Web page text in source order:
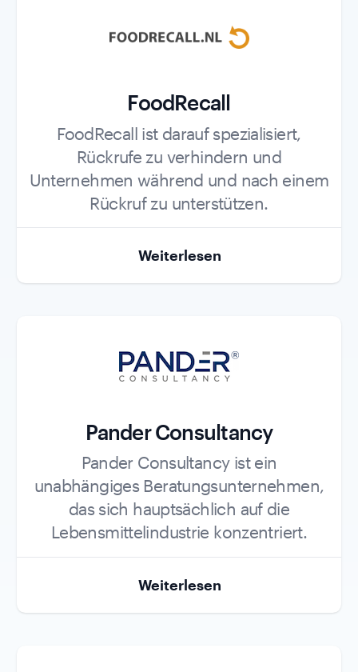
FoodRecall
FoodRecall ist darauf spezialisiert,
Rückrufe zu verhindern und
Unternehmen während und nach einem
Rückruf zu unterstützen.
Role
Weiterlesen
Pander Consultancy
Pander Consultancy ist ein
unabhängiges Beratungsunternehmen,
das sich hauptsächlich auf die
Lebensmittelindustrie konzentriert.
Weiterlesen